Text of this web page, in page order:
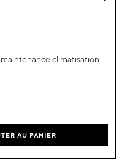
climatisation
AU PANIER